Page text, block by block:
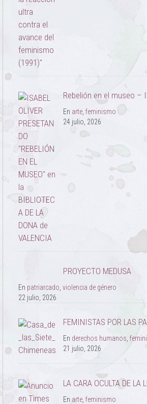
Rebelión en el museo –
En arte, feminismo
24 julio, 2026
PROYECTO MEDUSA
En patriarcado violencia de género
22 julio, 2026
FEMINISTAS POR LAS
En derechos humanos,
21 julio, 2026
LA CARA OCULTA DE LA
En arte, feminismo